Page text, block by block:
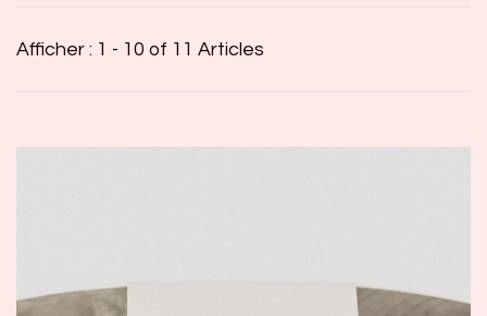
Afficher : 1 - 10 of 11 Articles